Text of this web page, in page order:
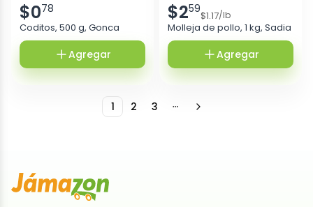
$078
Coditos, 500 g, Gonca
Agregar
$259$1.17/lb
Molleja de pollo, 1 kg, Sadia
Agregar
1 2 3 More pages